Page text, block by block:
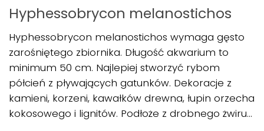
Hyphessobrycon melanostichos
Hyphessobrycon melanostichos wymaga gęsto
zarośniętego zbiornika. Długość akwarium to
minimum 50 cm. Najlepiej stworzyć rybom
półcień z pływających gatunków. Dekoracje z
kamieni, korzeni, kawałków drewna, łupin orzecha
kokosowego i lignitów. Podłoże z drobnego żwiru...